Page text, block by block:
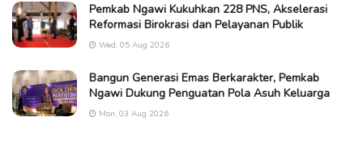
Pemkab Ngawi Kukuhkan 228 PNS, Akselerasi
Reformasi Birokrasi dan Pelayanan Publik
Wed, 05 Aug 2026
Bangun Generasi Emas Berkarakter, Pemkab
Ngawi Dukung Penguatan Pola Asuh Keluarga
Mon, 03 Aug 2026